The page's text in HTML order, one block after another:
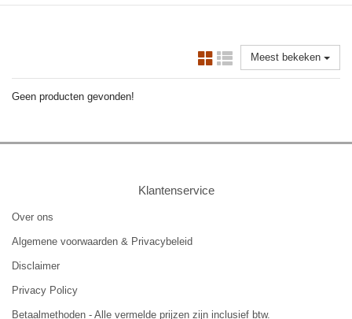
Meest bekeken
Geen producten gevonden!
Klantenservice
Over ons
Algemene voorwaarden & Privacybeleid
Disclaimer
Privacy Policy
Betaalmethoden - Alle vermelde prijzen zijn inclusief btw.